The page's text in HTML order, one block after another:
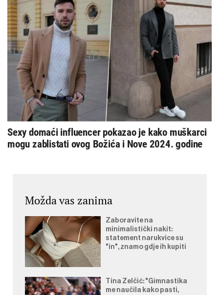
Sexy domaći influencer pokazao je kako muškarci
mogu zablistati ovog Božića i Nove 2024. godine
Možda vas zanima
Zaboravite na
minimalistički nakit:
statement narukvice su
"in", znamo gdje ih kupiti
Tina Zelčić: "Gimnastika
me naučila kako pasti,